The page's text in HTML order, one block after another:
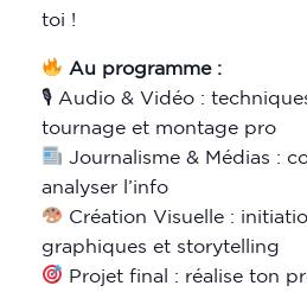
toi !
Au programme :
🎙 Audio & Vidéo :
tournage et montage pro
Journalisme & Médias :
analyser l’info
Création Visuelle :
graphiques et storytelling
Projet final : réalise ton